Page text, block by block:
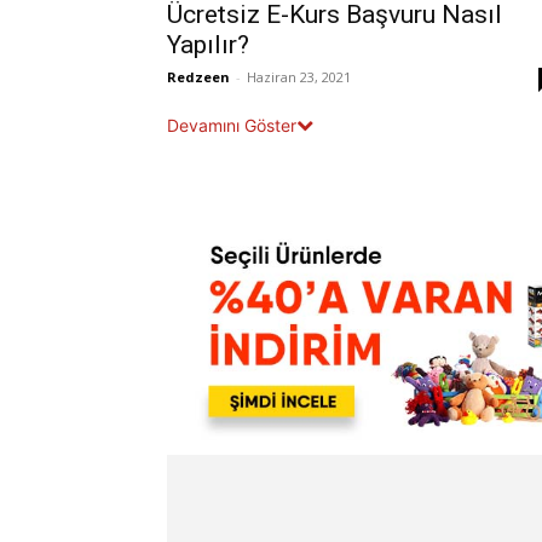
Ücretsiz E-Kurs Başvuru Nasıl
Yapılır?
Redzeen - Haziran 23, 2021
Devamını Göster